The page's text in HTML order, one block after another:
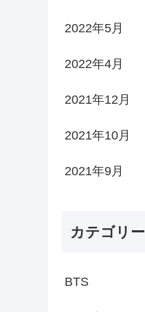
2022年5月
2022年4月
2021年12月
2021年10月
2021年9月
カテゴリー
BTS